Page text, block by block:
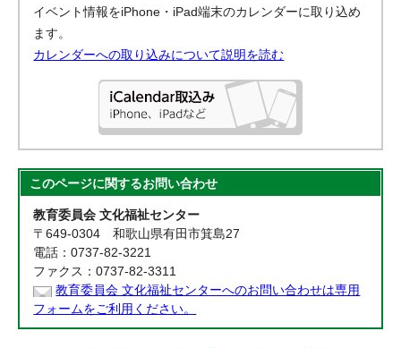
イベント情報をiPhone・iPad端末のカレンダーに取り込め
ます。
カレンダーへの取り込みについて説明を読む
このページに関するお問い合わせ
教育委員会 文化福祉センター
〒649-0304 和歌山県有田市箕島27
電話：0737-82-3221
ファクス：0737-82-3311
教育委員会 文化福祉センターへのお問い合わせは専用
フォームをご利用ください。